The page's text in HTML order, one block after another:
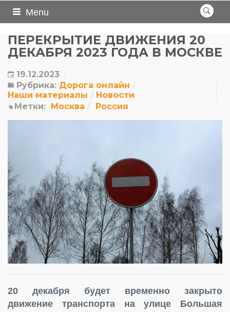
Menu
ПЕРЕКРЫТИЕ ДВИЖЕНИЯ 20
ДЕКАБРЯ 2023 ГОДА В МОСКВЕ
19.12.2023
Рубрика: Дорога онлайн
Наши материалы
Новости
Метки: Москва Россия
20 декабря будет временно закрыто
движение транспорта на улице Большая